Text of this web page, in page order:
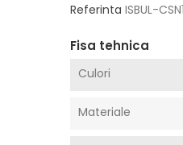
Referinta ISBUL-
Fisa tehnica
Culori
Materiale